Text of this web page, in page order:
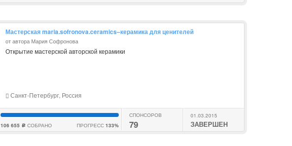
Мастерская maria.sofronova.ceramics–керамика для ценителей
от автора Мария Софронова
Открытие мастерской авторской керамики
Санкт-Петербург, Россия
106 655 c СОБРАНО ПРОГРЕСС 133%
СПОНСОРОВ
79
01.03.2015
ЗАВЕРШЕН